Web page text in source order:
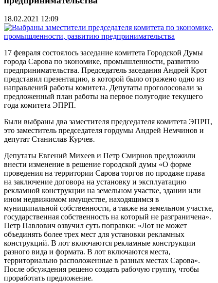
18.02.2021 12:09
17 февраля состоялось заседание комитета Городской Думы
города Сарова по экономике, промышленности, развитию
предпринимательства. Председатель заседания Андрей Крот
представил презентацию, в которой было отражено одно из
направлений работы комитета. Депутаты проголосовали за
предложенный план работы на первое полугодие текущего
года комитета ЭПРП.
Были выбраны два заместителя председателя комитета ЭПРП,
это заместитель председателя гордумы Андрей Немчинов и
депутат Станислав Курчев.
Депутаты Евгений Михеев и Петр Смирнов предложили
внести изменение в решение городской думы «О форме
проведения на территории Сарова торгов по продаже права
на заключение договора на установку и эксплуатацию
рекламной конструкции на земельном участке, здании или
ином недвижимом имуществе, находящимся в
муниципальной собственности, а также на земельном участке,
государственная собственность на который не разграничена».
Петр Павлович озвучил суть поправки: «Лот не может
объединять более трех мест для установки рекламных
конструкций. В лот включаются рекламные конструкции
разного вида и формата. В лот включаются места,
территориально расположенные в разных местах Сарова».
После обсуждения решено создать рабочую группу, чтобы
проработать предложение.